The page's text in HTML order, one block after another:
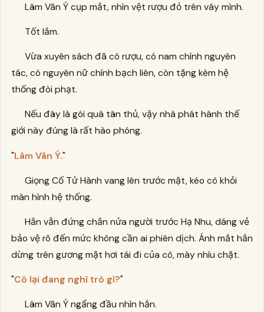
Lâm Vãn Ý cụp mắt, nhìn vệt rượu đỏ trên váy mình.
Tốt lắm.
Vừa xuyên sách đã có rượu, có nam chính nguyên
tác, có nguyên nữ chính bạch liên, còn tặng kèm hệ
thống đòi phạt.
Nếu đây là gói quà tân thủ, vậy nhà phát hành thế
giới này đúng là rất hào phóng.
"Lâm Vãn Ý."
Giọng Cố Tử Hành vang lên trước mặt, kéo cô khỏi
màn hình hệ thống.
Hắn vẫn đứng chắn nửa người trước Hạ Nhu, dáng vẻ
bảo vệ rõ đến mức không cần ai phiên dịch. Ánh mắt hắn
dừng trên gương mặt hơi tái đi của cô, mày nhíu chặt.
"Cô lại đang nghĩ trò gì?"
Lâm Vãn Ý ngẩng đầu nhìn hắn.